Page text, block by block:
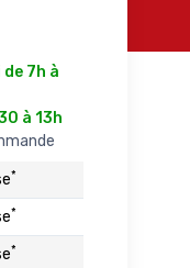
7h à
à 13h
*
*
*